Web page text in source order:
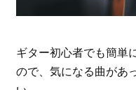
ギター初心者でも簡単
ので、気になる曲があ